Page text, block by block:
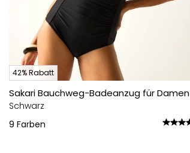
42% Rabatt
Sakari Bauchweg-Badeanzug für Damen
Schwarz
9 Farben